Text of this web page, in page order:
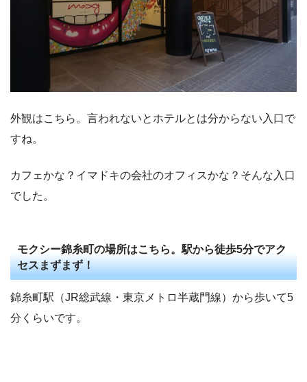
外観はこちら。言われないとホテルとは分からない入口で
すね。
カフェかな？イマドキの会社のオフィスかな？そんな入口
でした。
モクシー錦糸町の場所はこちら。駅から徒歩5分でアク
セスまずまず！
錦糸町駅（JR総武線・東京メトロ半蔵門線）から歩いて5
分くらいです。